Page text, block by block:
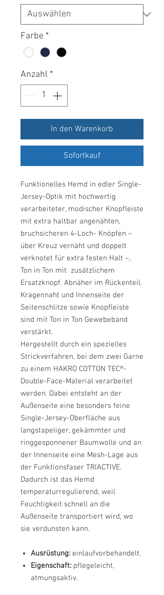
Farbe *
Anzahl *
In den Warenkorb
Sofortkauf
Funktionelles Hemd in edler Single-
Jersey-Optik mit hochwertig
verarbeiteter, modischer Knopfleiste
mit extra haltbar angenähten,
bruchsicheren 4-Loch- Knöpfen –
über Kreuz vernäht und doppelt
verknotet für extra festen Halt –,
Ton in Ton mit zusätzlichem
Ersatzknopf. Abnäher im Rückenteil.
Kragennaht und Innenseite der
Seitenschlitze sowie Knopfleiste
sind mit Ton in Ton Gewebeband
verstärkt.
Hergestellt durch ein spezielles
Strickverfahren, bei dem zwei Garne
zu einem HAKRO COTTON TEC®-
Double-Face-Material verarbeitet
werden. Dabei entsteht an der
Außenseite eine besonders feine
Single-Jersey-Oberfläche aus
langstapeliger, gekämmter und
ringgesponnener Baumwolle und an
der Innenseite eine Mesh-Lage aus
der Funktionsfaser TRIACTIVE.
Dadurch ist das Hemd
temperaturregulierend, weil
Feuchtigkeit schnell an die
Außenseite transportiert wird, wo
sie verdunsten kann.
Ausrüstung: einlaufvorbehandelt.
Eigenschaft: pflegeleicht,
atmungsaktiv.